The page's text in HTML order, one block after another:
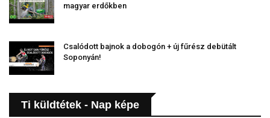
magyar erdőkben
Csalódott bajnok a dobogón + új fűrész debütált
Soponyán!
Ti küldtétek - Nap képe